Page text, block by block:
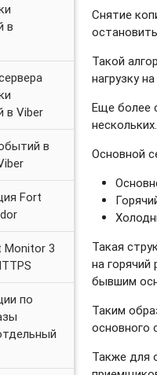
в
в Viber
в
Fort
Monitor 3
по
Снятие
Такой
нагрузку
Еще более
Основной
Такая
на
бывшим
Таким
основного
Также для